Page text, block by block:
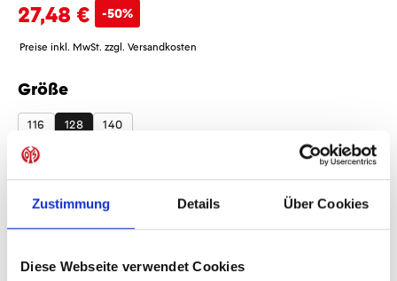
Zustimmung Details Über Cookies
Diese Webseite verwendet Cookies
27,48 € -50%
Preise inkl. MwSt. zzgl. Versandkosten
Größe
auswählen
116 128 140
Sponsoren
Ohne Sponsoren Mit Sponsoren
Produkt Anzahl: Gib den gewünschten
Anzahl